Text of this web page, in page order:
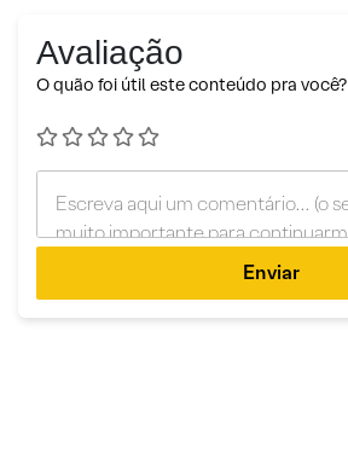
Avaliação
O quão foi útil este conteúdo pra você?
Enviar